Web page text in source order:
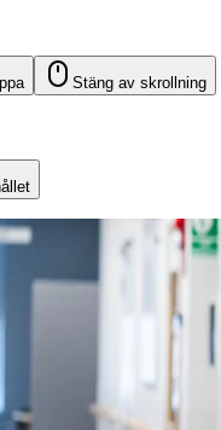
Stäng av skrollning